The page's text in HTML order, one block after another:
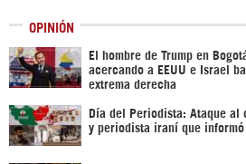
OPINIÓN
El hombre de Trump en
acercando a EEUU e Israel
extrema derecha
Día del Periodista: Ataque al
y periodista iraní que informó